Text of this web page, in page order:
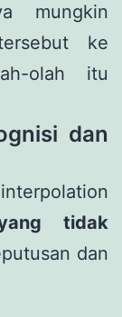
mungkin
ke
olah itu
dan
tidak
dan